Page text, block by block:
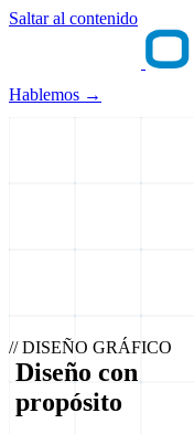
Saltar al contenido
Hablemos →
// DISEÑO GRÁFICO
Diseño con
propósito